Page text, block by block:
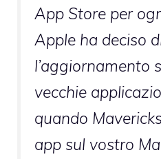
App Store per
Apple ha deciso
l’aggiornamento
vecchie
quando
app sul vostro